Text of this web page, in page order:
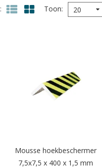
Toon 20
Mousse hoekbeschermer
7,5x7,5 x 400 x 1,5 mm